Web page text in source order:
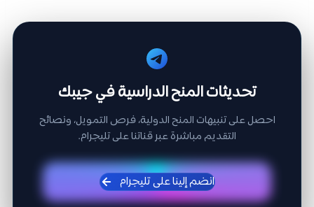
تحديثات المنح الدراسية في جيبك
احصل على تنبيهات المنح الدولية، فرص التمويل، ونصائح
التقديم مباشرة عبر قناتنا على تليجرام.
انضم إلينا على تليجرام